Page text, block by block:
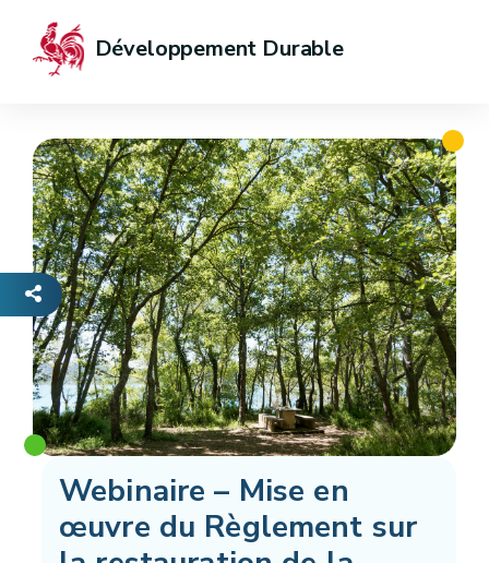
Développement Durable
Webinaire – Mise en
œuvre du Règlement sur